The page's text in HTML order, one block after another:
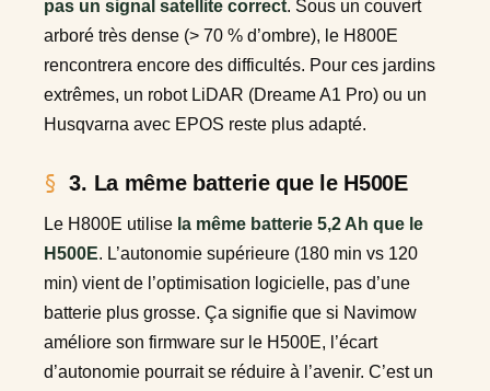
pas un signal satellite correct. Sous un couvert
arboré très dense (> 70 % d’ombre), le H800E
rencontrera encore des difficultés. Pour ces jardins
extrêmes, un robot LiDAR (Dreame A1 Pro) ou un
Husqvarna avec EPOS reste plus adapté.
3. La même batterie que le H500E
Le H800E utilise la même batterie 5,2 Ah que le
H500E. L’autonomie supérieure (180 min vs 120
min) vient de l’optimisation logicielle, pas d’une
batterie plus grosse. Ça signifie que si Navimow
améliore son firmware sur le H500E, l’écart
d’autonomie pourrait se réduire à l’avenir. C’est un